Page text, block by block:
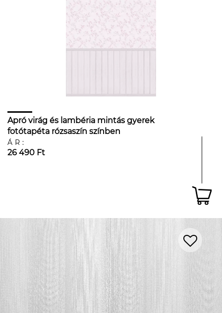
Apró virág és lambéria mintás gyerek
fotótapéta rózsaszín színben
ÁR:
26 490 Ft